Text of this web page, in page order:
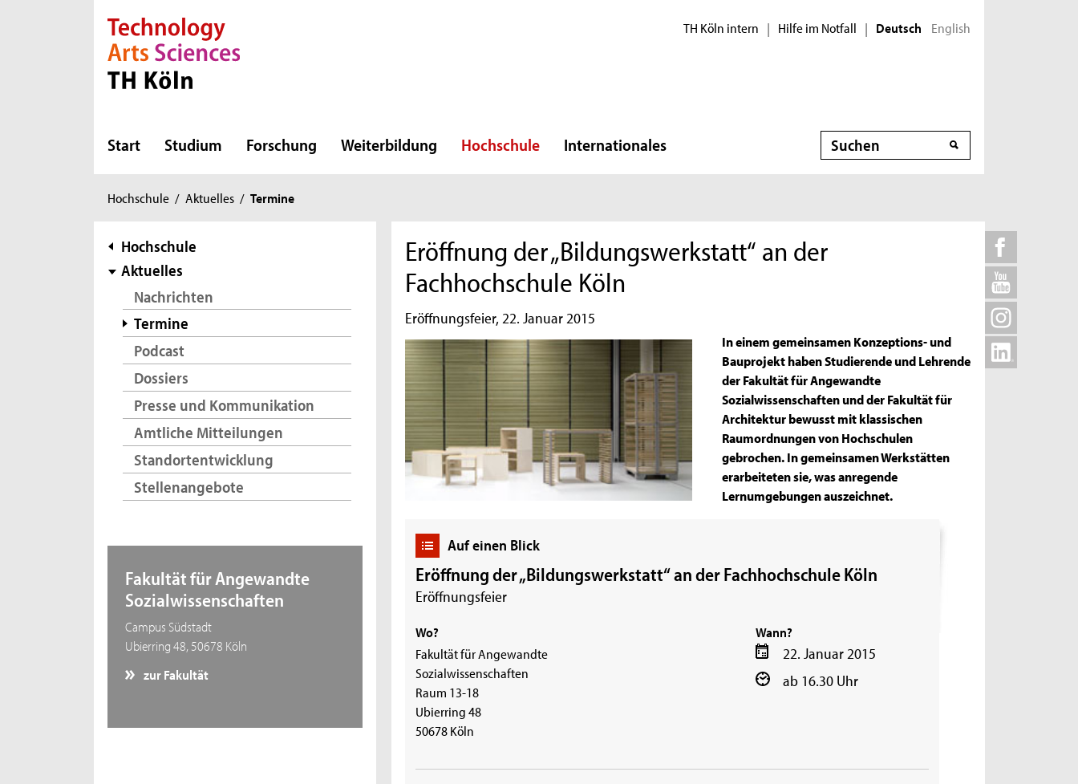
Direkt zur Hauptnavigation
Direkt zur Subnavigation
Direkt zum Inhalt
Direkt zum Fußbereich TH Köln intern | Hilfe im Notfall | Deutsch English
Start Studium Forschung Weiterbildung Hochschule Internationales Suche
Sie
hier:
Hochschule / Aktuelles / Termine
Subnavigation
Hochschule
Aktuelles
Nachrichten
Termine
Podcast
Dossiers
Presse und Kommunikation
Amtliche Mitteilungen
Standortentwicklung
Stellenangebote
Fakultät für Angewandte
Sozialwissenschaften
Campus Südstadt
Ubierring 48, 50678 Köln
zur Fakultät
Eröffnung der „Bildungswerkstatt“ an der
Fachhochschule Köln
Eröffnungsfeier, 22. Januar 2015
In einem gemeinsamen Konzeptions- und
Bauprojekt haben Studierende und Lehrende
der Fakultät für Angewandte
Sozialwissenschaften und der Fakultät für
Architektur bewusst mit klassischen
Raumordnungen von Hochschulen
gebrochen. In gemeinsamen Werkstätten
erarbeiteten sie, was anregende
Lernumgebungen auszeichnet.
Auf einen Blick
Eröffnung der „Bildungswerkstatt“ an der Fachhochschule Köln
Eröffnungsfeier
Wann?
22. Januar 2015
ab 16.30 Uhr
Wo?
Fakultät für Angewandte
Sozialwissenschaften
Raum 13-18
Ubierring 48
50678 Köln